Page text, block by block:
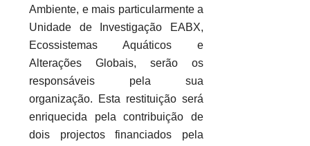
Ambiente, e mais particularmente a
Unidade de Investigação EABX,
Ecossistemas Aquáticos e
Alterações Globais, serão os
responsáveis pela sua
organização. Esta restituição será
enriquecida pela contribuição de
dois projectos financiados pela